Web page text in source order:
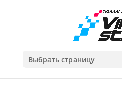
Выбрать страницу